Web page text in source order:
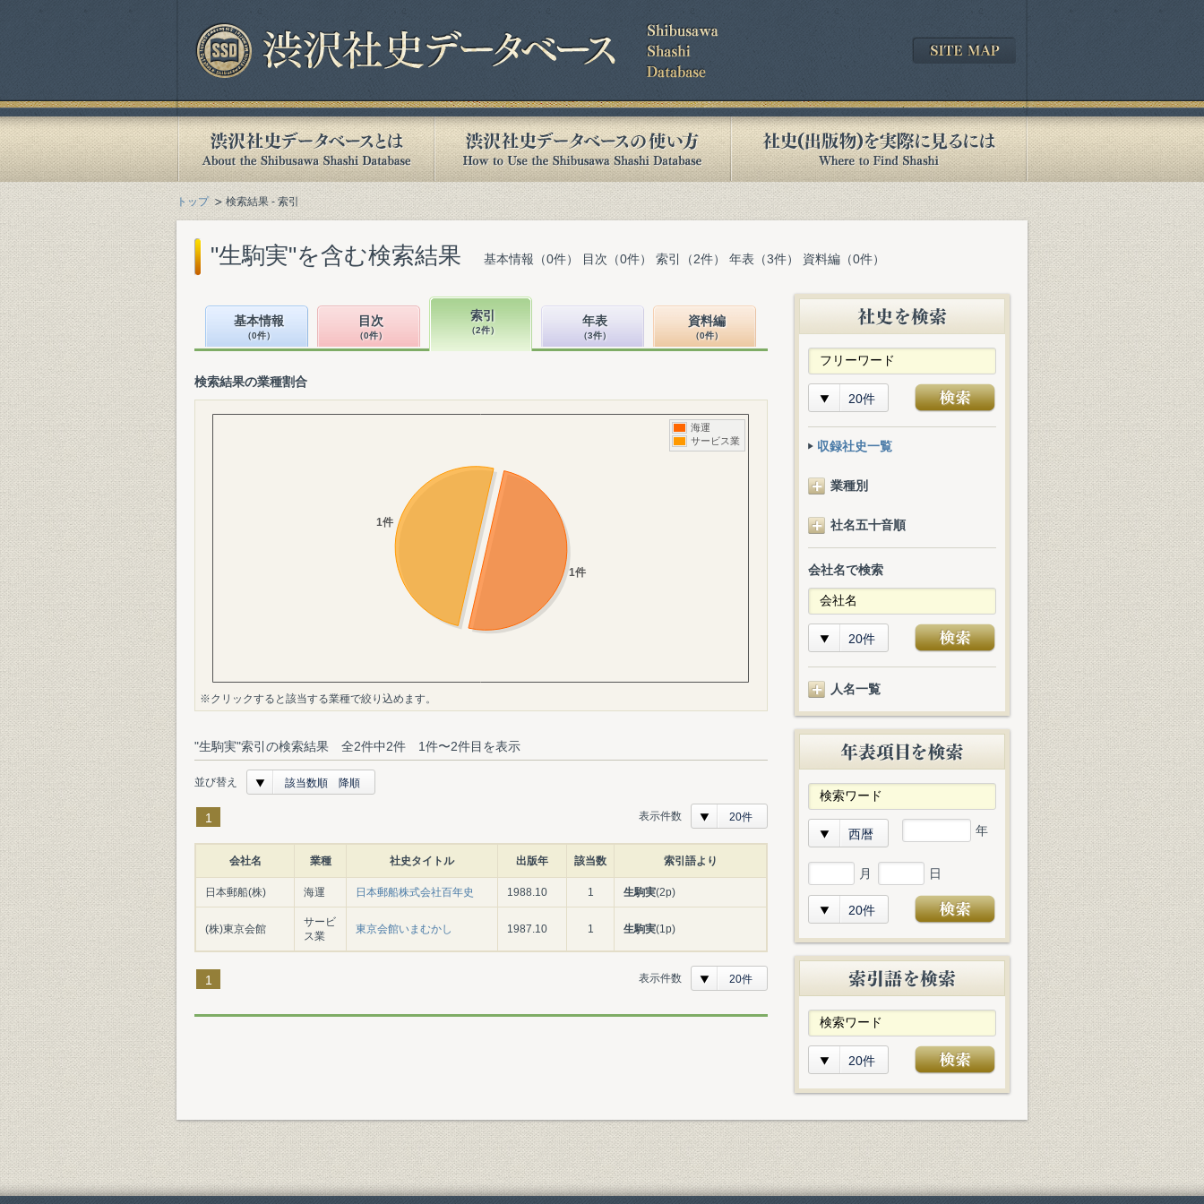
トップ 検索結果 - 索引
"生駒実"を含む検索結果 基本情報（0件） 目次（0件） 索引（2件） 年表（3件） 資料編（0件）
基本情報
（0件）
目次
（0件）
索引
（2件）
年表
（3件）
資料編
（0件）
検索結果の業種割合
※クリックすると該当する業種で絞り込めます。
"生駒実"索引の検索結果 全2件中2件 1件〜2件目を表示
並び替え 該当数順 降順
1 表示件数 20件
会社名 業種 社史タイトル 出版年 該当数 索引語より
日本郵船(株) 海運 日本郵船株式会社百年史 1988.10 1 生駒実(2p)
(株)東京会館
サービ
ス業
東京会館いまむかし 1987.10 1 生駒実(1p)
1 表示件数 20件
20件
収録社史一覧
業種別
社名五十音順
会社名で検索
20件
人名一覧
西暦 年
月 日
20件
20件